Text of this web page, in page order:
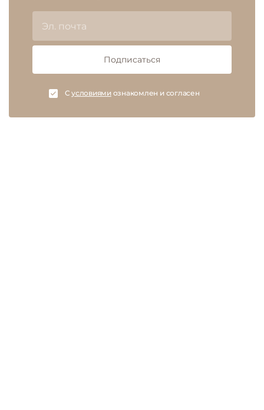
Подписаться
Cусловиямиознакомлен и согласен